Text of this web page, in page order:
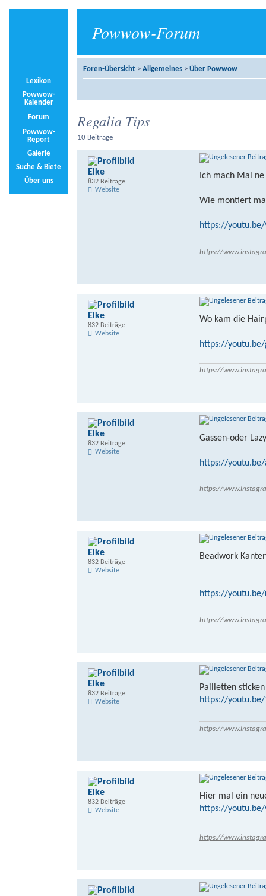
Powwow-Forum
Lexikon
Powwow-
Kalender
Forum
Powwow-
Report
Galerie
Suche & Biete
Über uns
Foren-Übersicht > Allgemeines > Über Powwow
Regalia Tips
10 Beiträge
Ich mach Mal
Wie montiert
https://youtu.be/
https://
Elke
832 Beiträge
Website
Wo kam die
https://youtu.be/
https://
Elke
832 Beiträge
Website
Gassen-oder
https://youtu.be/
https://
Elke
832 Beiträge
Website
Beadwork
https://youtu.be/
https://
Elke
832 Beiträge
Website
Pailletten sticken
https://youtu.be/
https://
Elke
832 Beiträge
Website
Hier mal ein
https://youtu.be/
https://
Elke
832 Beiträge
Website